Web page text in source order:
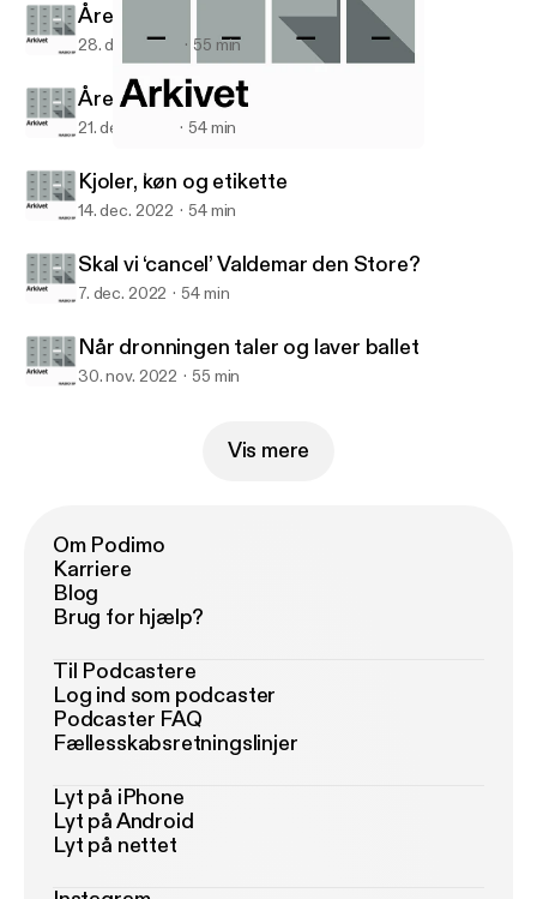
Monarkiet
Året i Monarkiet (2)
28. dec. 2022 55 min
Året i Monarkiet (1)
21. dec. 2022 54 min
Kjoler, køn og etikette
14. dec. 2022 54 min
Skal vi ‘cancel’ Valdemar den Store?
7. dec. 2022 54 min
Når dronningen taler og laver ballet
30. nov. 2022 55 min
Vis mere
Om Podimo
Karriere
Blog
Brug for hjælp?
Til Podcastere
Log ind som podcaster
Podcaster FAQ
Fællesskabsretningslinjer
Lyt på iPhone
Lyt på Android
Lyt på nettet